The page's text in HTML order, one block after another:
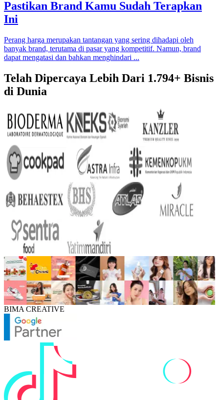
Pastikan Brand Kamu Sudah Terapkan
Ini
Perang harga merupakan tantangan yang sering dihadapi oleh
banyak brand, terutama di pasar yang kompetitif. Namun, brand
dapat mengatasi dan bahkan menghindari ...
Telah Dipercaya Lebih Dari 1.794+ Bisnis
di Dunia
BIMA CREATIVE